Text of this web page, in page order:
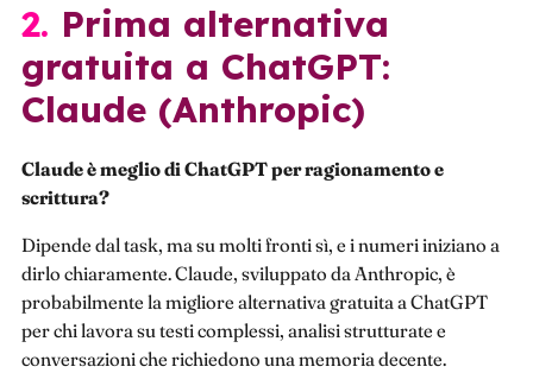
2. Prima alternativa
gratuita a ChatGPT:
Claude (Anthropic)
Claude è meglio di ChatGPT per ragionamento e
scrittura?
Dipende dal task, ma su molti fronti sì, e i numeri iniziano a
dirlo chiaramente. Claude, sviluppato da Anthropic, è
probabilmente la migliore alternativa gratuita a ChatGPT
per chi lavora su testi complessi, analisi strutturate e
conversazioni che richiedono una memoria decente.